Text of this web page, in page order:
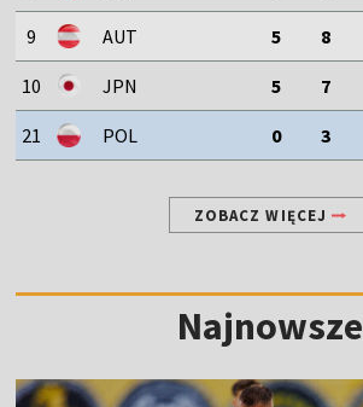
9 AUT 5 8
10 JPN 5 7
21 POL 0 3
ZOBACZ WIĘCEJ
Najnowsze